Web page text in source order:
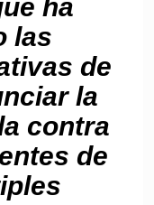
ha
las
de
la
contra
de